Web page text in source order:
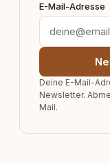
E-Mail-Adresse
Deine E-Mail-
Newsletter.
Mail.